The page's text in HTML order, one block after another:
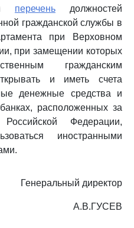
перечень должностей
гражданской службы в
при Верховном
при замещении которых
гражданским
и иметь счета
денежные средства и
расположенных за
Федерации,
иностранными
Генеральный директор
А.В.ГУСЕВ